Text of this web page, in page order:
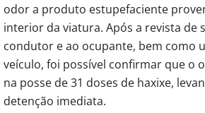
odor a produto estupefaciente
interior da viatura. Após a revista de
condutor e ao ocupante, bem como
veículo, foi possível confirmar que o
na posse de 31 doses de haxixe,
detenção imediata.